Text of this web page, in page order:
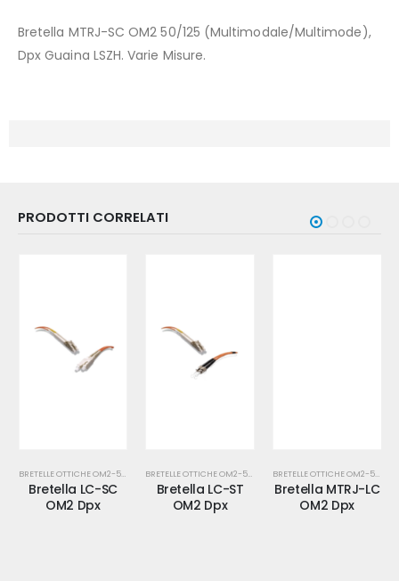
Bretella MTRJ-SC OM2 50/125 (Multimodale/Multimode),
Dpx Guaina LSZH. Varie Misure.
PRODOTTI CORRELATI
BRETELLE OTTICHE OM2-50/125-MM
Bretella LC-SC
OM2 Dpx
BRETELLE OTTICHE OM2-50/125-MM
Bretella LC-ST
OM2 Dpx
BRETELLE OTTICHE OM2-50/125-MM
Bretella MTRJ-LC
OM2 Dpx